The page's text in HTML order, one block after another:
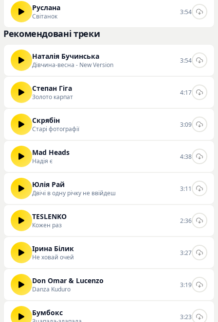
Руслана
Світанок
3:54
Рекомендовані треки
Наталія Бучинська
Дівчина-весна - New Version
3:54
Степан Гіга
Золото карпат
4:17
Скрябін
Старі фотографії
3:09
Mad Heads
Надія є
4:38
Юлія Рай
Двічі в одну річку не ввійдеш
3:11
TESLENKO
Кожен раз
2:36
Ірина Білик
Не ховай очей
3:27
Don Omar & Lucenzo
Danza Kuduro
3:19
Бумбокс 3:23